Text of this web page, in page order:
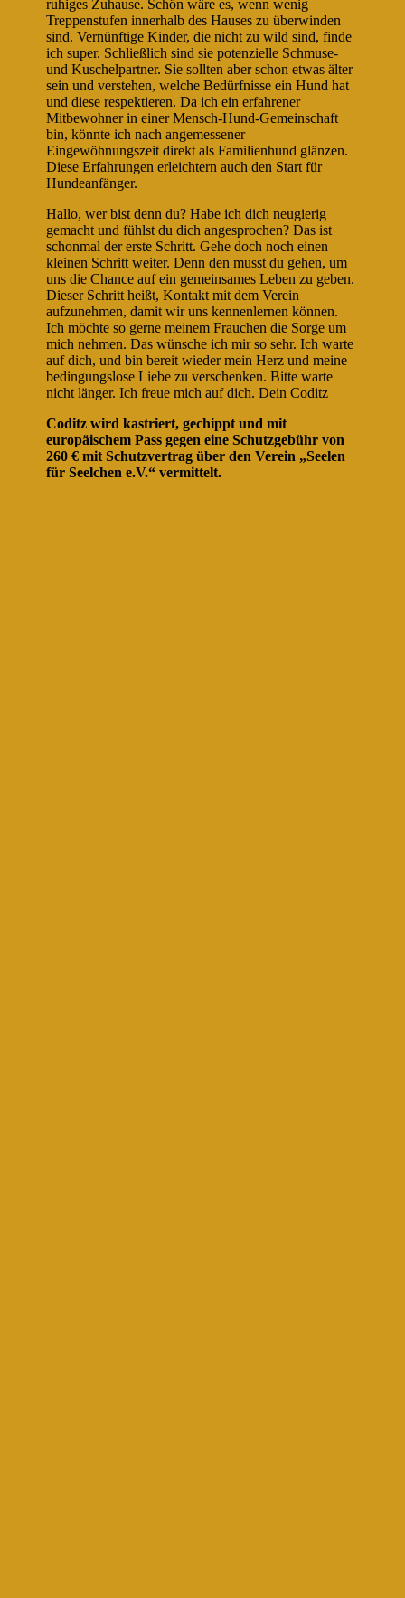
ruhiges Zuhause. Schön wäre es, wenn wenig
Treppenstufen innerhalb des Hauses zu überwinden
sind. Vernünftige Kinder, die nicht zu wild sind, finde
ich super. Schließlich sind sie potenzielle Schmuse-
und Kuschelpartner. Sie sollten aber schon etwas älter
sein und verstehen, welche Bedürfnisse ein Hund hat
und diese respektieren. Da ich ein erfahrener
Mitbewohner in einer Mensch-Hund-Gemeinschaft
bin, könnte ich nach angemessener
Eingewöhnungszeit direkt als Familienhund glänzen.
Diese Erfahrungen erleichtern auch den Start für
Hundeanfänger.
Hallo, wer bist denn du? Habe ich dich neugierig
gemacht und fühlst du dich angesprochen? Das ist
schonmal der erste Schritt. Gehe doch noch einen
kleinen Schritt weiter. Denn den musst du gehen, um
uns die Chance auf ein gemeinsames Leben zu geben.
Dieser Schritt heißt, Kontakt mit dem Verein
aufzunehmen, damit wir uns kennenlernen können.
Ich möchte so gerne meinem Frauchen die Sorge um
mich nehmen. Das wünsche ich mir so sehr. Ich warte
auf dich, und bin bereit wieder mein Herz und meine
bedingungslose Liebe zu verschenken. Bitte warte
nicht länger. Ich freue mich auf dich. Dein Coditz
Coditz wird kastriert, gechippt und mit
europäischem Pass gegen eine Schutzgebühr von
260 € mit Schutzvertrag über den Verein „Seelen
für Seelchen e.V.“ vermittelt.